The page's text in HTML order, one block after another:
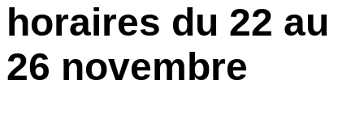
horaires du 22 au
26 novembre